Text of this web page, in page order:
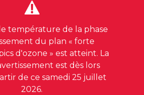
température de la phase
du plan « forte
d'ozone » est atteint. La
est dès lors
de ce samedi 25 juillet
2026.